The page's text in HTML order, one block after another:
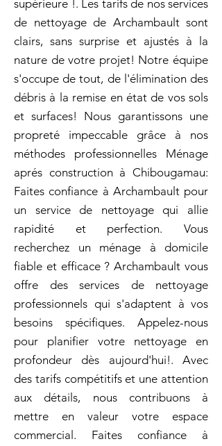
supérieure !. Les tarifs de nos services
de nettoyage de Archambault sont
clairs, sans surprise et ajustés à la
nature de votre projet! Notre équipe
s'occupe de tout, de l'élimination des
débris à la remise en état de vos sols
et surfaces! Nous garantissons une
propreté impeccable grâce à nos
méthodes professionnelles Ménage
aprés construction à Chibougamau:
Faites confiance à Archambault pour
un service de nettoyage qui allie
rapidité et perfection. Vous
recherchez un ménage à domicile
fiable et efficace ? Archambault vous
offre des services de nettoyage
professionnels qui s'adaptent à vos
besoins spécifiques. Appelez-nous
pour planifier votre nettoyage en
profondeur dès aujourd'hui!. Avec
des tarifs compétitifs et une attention
aux détails, nous contribuons à
mettre en valeur votre espace
commercial. Faites confiance à